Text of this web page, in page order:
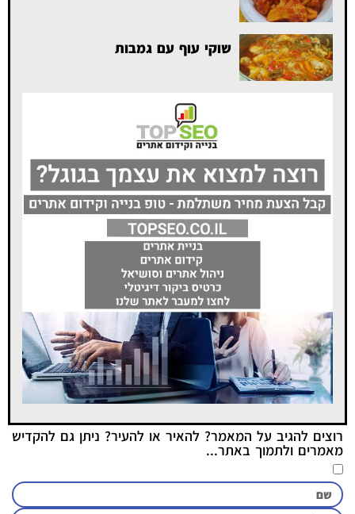
שוקי עוף עם גמבות
רוצים להגיב על המאמר? להאיר או להעיר? ניתן גם להקדיש
מאמרים ולתמוך באתר...